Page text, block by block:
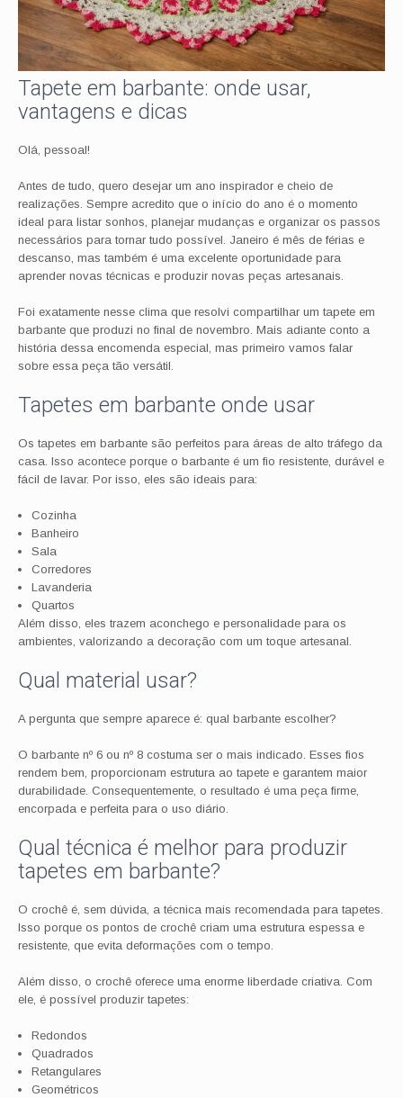
Tapete em barbante: onde usar,
vantagens e dicas
Olá, pessoal!
Antes de tudo, quero desejar um ano inspirador e cheio de
realizações. Sempre acredito que o início do ano é o momento
ideal para listar sonhos, planejar mudanças e organizar os passos
necessários para tornar tudo possível. Janeiro é mês de férias e
descanso, mas também é uma excelente oportunidade para
aprender novas técnicas e produzir novas peças artesanais.
Foi exatamente nesse clima que resolvi compartilhar um tapete em
barbante que produzi no final de novembro. Mais adiante conto a
história dessa encomenda especial, mas primeiro vamos falar
sobre essa peça tão versátil.
Tapetes em barbante onde usar
Os tapetes em barbante são perfeitos para áreas de alto tráfego da
casa. Isso acontece porque o barbante é um fio resistente, durável e
fácil de lavar. Por isso, eles são ideais para:
Cozinha
Banheiro
Sala
Corredores
Lavanderia
Quartos
Além disso, eles trazem aconchego e personalidade para os
ambientes, valorizando a decoração com um toque artesanal.
Qual material usar?
A pergunta que sempre aparece é: qual barbante escolher?
O barbante nº 6 ou nº 8 costuma ser o mais indicado. Esses fios
rendem bem, proporcionam estrutura ao tapete e garantem maior
durabilidade. Consequentemente, o resultado é uma peça firme,
encorpada e perfeita para o uso diário.
Qual técnica é melhor para produzir
tapetes em barbante?
O crochê é, sem dúvida, a técnica mais recomendada para tapetes.
Isso porque os pontos de crochê criam uma estrutura espessa e
resistente, que evita deformações com o tempo.
Além disso, o crochê oferece uma enorme liberdade criativa. Com
ele, é possível produzir tapetes:
Redondos
Quadrados
Retangulares
Geométricos